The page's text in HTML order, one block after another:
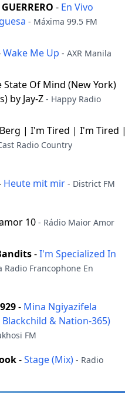
GUERRERO - En Vivo
- Máxima 99.5 FM
Wake Me Up - AXR Manila
State Of Mind (New York)
by Jay-Z - Happy Radio
Berg | I'm Tired | I'm Tired |
Radio Country
Heute mit mir - District FM
10 - Rádio Maior Amor
-I'm Specialized In
Radio Francophone En
- Mina Ngiyazifela
& Nation-365)
FM
-Stage (Mix) - Radio